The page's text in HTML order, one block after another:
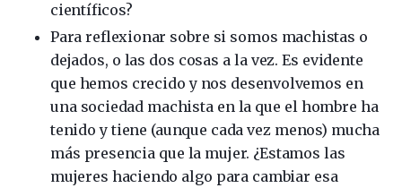
científicos?
Para reflexionar sobre si somos machistas o
dejados, o las dos cosas a la vez. Es evidente
que hemos crecido y nos desenvolvemos en
una sociedad machista en la que el hombre ha
tenido y tiene (aunque cada vez menos) mucha
más presencia que la mujer. ¿Estamos las
mujeres haciendo algo para cambiar esa